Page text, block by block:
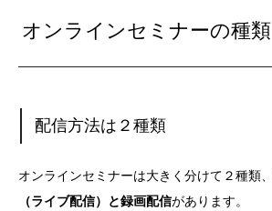
オンラインセミナーの種類
配信方法は２種類
オンラインセミナーは大きく分けて２種類、
（ライブ配信）と録画配信があります。